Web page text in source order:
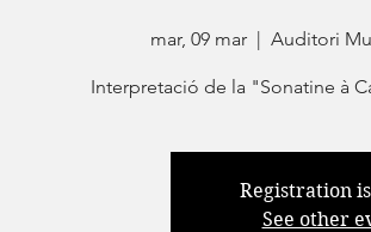
mar, 09 mar
  |
Auditori
Interpretació de la "Sonatine à
Registration
See other